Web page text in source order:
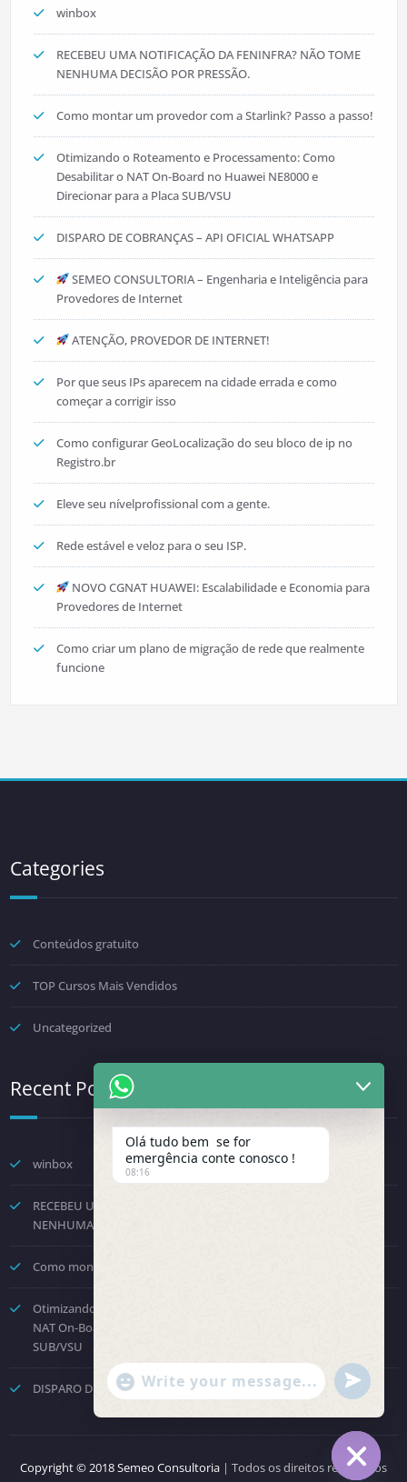
winbox
RECEBEU UMA NOTIFICAÇÃO DA FENINFRA? NÃO TOME
NENHUMA DECISÃO POR PRESSÃO.
Como montar um provedor com a Starlink? Passo a passo!
Otimizando o Roteamento e Processamento: Como
Desabilitar o NAT On-Board no Huawei NE8000 e
Direcionar para a Placa SUB/VSU
DISPARO DE COBRANÇAS – API OFICIAL WHATSAPP
SEMEO CONSULTORIA – Engenharia e Inteligência para
Provedores de Internet
ATENÇÃO, PROVEDOR DE INTERNET!
Por que seus IPs aparecem na cidade errada e como
começar a corrigir isso
Como configurar GeoLocalização do seu bloco de ip no
Registro.br
Eleve seu nívelprofissional com a gente.
Rede estável e veloz para o seu ISP.
NOVO CGNAT HUAWEI: Escalabilidade e Economia para
Provedores de Internet
Como criar um plano de migração de rede que realmente
funcione
Categories
Conteúdos gratuito
TOP Cursos Mais Vendidos
Uncategorized
Recent Posts
winbox
RECEBEU UMA NOTIFICAÇÃO DA FENINFRA? NÃO TOME
NENHUMA DECISÃO POR PRESSÃO.
Como montar um provedor com a Starlink? Passo a passo!
Otimizando o Roteamento e Processamento: Como Desabilitar o
NAT On-Board no Huawei NE8000 e Direcionar para a Placa
SUB/VSU
DISPARO DE COBRANÇAS – API OFICIAL WHATSAPP
Copyright © 2018 Semeo Consultoria | Todos os direitos reservados
Olá tudo bem se for
emergência conte conosco !
08:16
"+chaty_settings.lang.emoji_picker+"
WhatsApp Message
undefined